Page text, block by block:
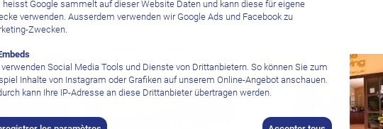
plongée
heisst Google sammelt auf dieser Website Daten und kann diese für eigene
verwenden. Ausserdem verwenden wir Google Ads und Facebook zu
Zwecken.
verwenden Social Media Tools und Dienste von Drittanbietern. So können Sie zum
Inhalte von Instagram oder Grafiken auf unserem Online-Angebot anschauen.
kann Ihre IP-Adresse an diese Drittanbieter übertragen werden.